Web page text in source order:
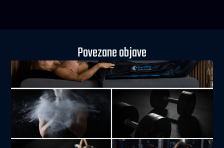
Povezane objave